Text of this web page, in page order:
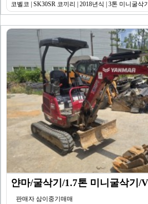
코벨코 | SK30SR 코끼리 | 2018년식 | 3톤 미니굴삭기
판매자 삼이중기매매